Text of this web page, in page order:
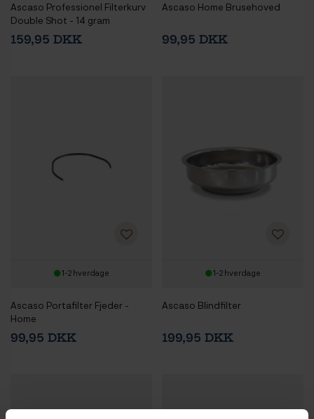
Ascaso Professionel Filterkurv
Double Shot - 14 gram
159,95 DKK
Ascaso Home Brusehoved
99,95 DKK
1-2 hverdage
Ascaso Portafilter Fjeder -
Home
99,95 DKK
1-2 hverdage
Ascaso Blindfilter
199,95 DKK